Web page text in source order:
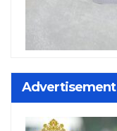
Advertisement